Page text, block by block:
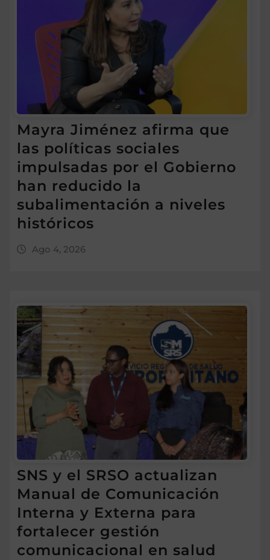
Mayra Jiménez afirma que
las políticas sociales
impulsadas por el Gobierno
han reducido la
subalimentación a niveles
históricos
Ago 4, 2026
SNS y el SRSO actualizan
Manual de Comunicación
Interna y Externa para
fortalecer gestión
comunicacional en salud